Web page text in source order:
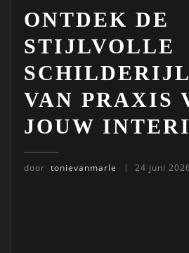
ONTDEK DE
STIJLVOLLE
VAN PRAXIS
JOUW
door tonievanmarle 24 juni